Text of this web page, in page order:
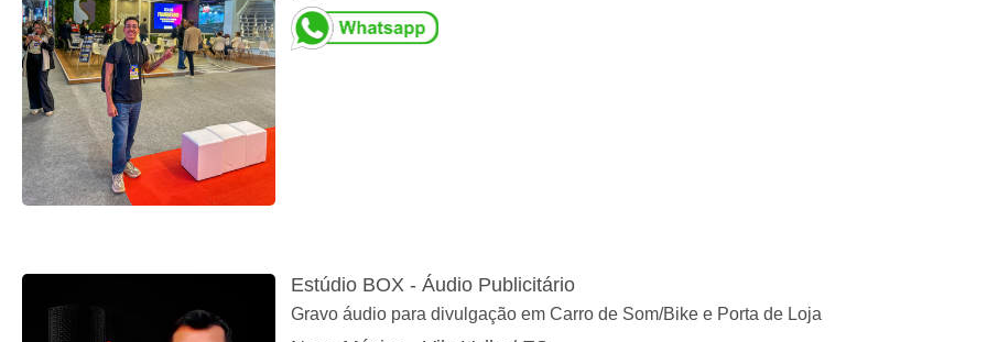
Estúdio BOX - Áudio Publicitário
Gravo áudio para divulgação em Carro de Som/Bike e Porta de Loja